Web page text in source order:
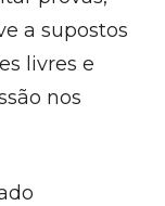
a supostos
livres e
nos